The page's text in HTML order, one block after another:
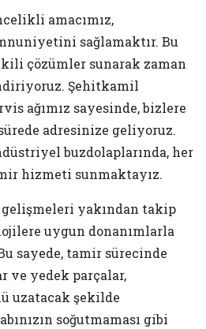
amacımız,
sağlamaktır. Bu
çözümler sunarak zaman
Şehitkamil
ağımız sayesinde, bizlere
adresinize geliyoruz.
buzdolaplarında, her
hizmeti sunmaktayız.
yakından takip
uygun donanımlarla
sayede, tamir sürecinde
ve yedek parçalar,
uzatacak şekilde
soğutmaması gibi